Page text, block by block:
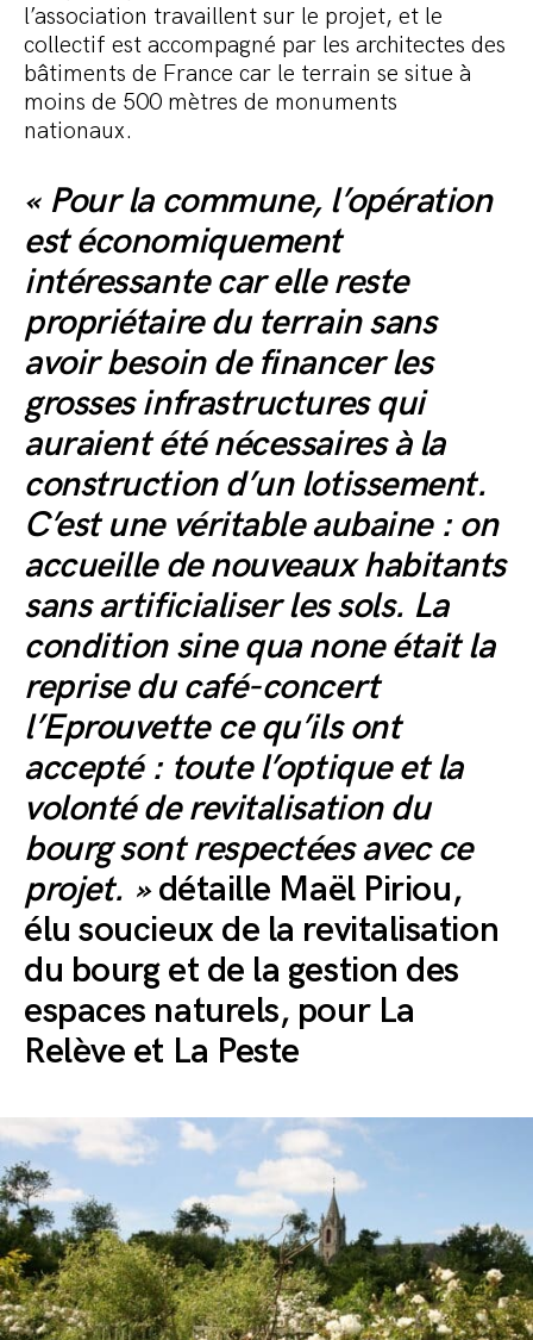
l’association travaillent sur le projet, et le
collectif est accompagné par les architectes des
bâtiments de France car le terrain se situe à
moins de 500 mètres de monuments
nationaux.
« Pour la commune, l’opération
est économiquement
intéressante car elle reste
propriétaire du terrain sans
avoir besoin de financer les
grosses infrastructures qui
auraient été nécessaires à la
construction d’un lotissement.
C’est une véritable aubaine : on
accueille de nouveaux habitants
sans artificialiser les sols. La
condition sine qua none était la
reprise du café-concert
l’Eprouvette ce qu’ils ont
accepté : toute l’optique et la
volonté de revitalisation du
bourg sont respectées avec ce
projet. »détaille Maël Piriou,
élu soucieux de la revitalisation
du bourg et de la gestion des
espaces naturels, pour La
Relève et La Peste